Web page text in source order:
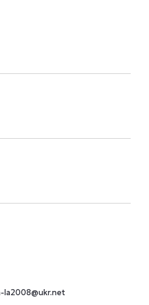
la2008@ukr.net